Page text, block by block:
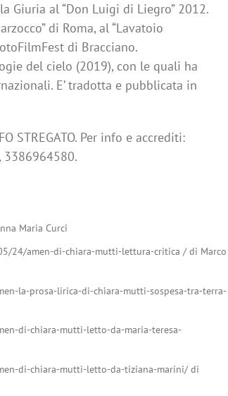
Giuria al “Don Luigi di Liegro” 2012.
di Roma, al “Lavatoio
di Bracciano.
del cielo (2019), con le quali ha
E’ tradotta e pubblicata in
STREGATO. Per info e accrediti:
3386964580.
Maria Curci
24/amen-di-chiara-mutti-lettura-critica / di Marco
la-prosa-lirica-di-chiara-mutti-sospesa-tra-terra-
di-chiara-mutti-letto-da-maria-teresa-
di-chiara-mutti-letto-da-tiziana-marini/ di